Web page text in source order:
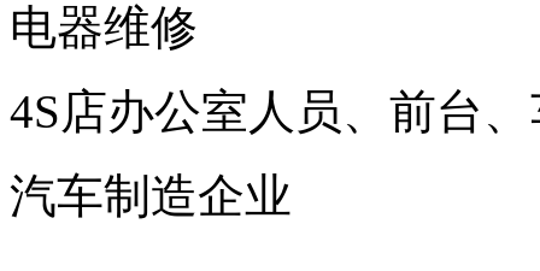
电器维修
4S店办公室人员、前台
汽车制造企业